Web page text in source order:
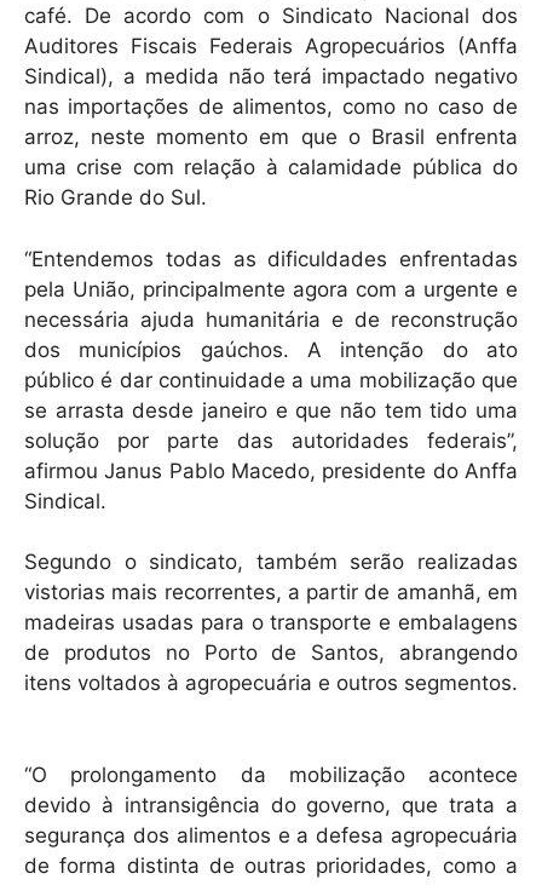
café. De acordo com o Sindicato Nacional dos
Auditores Fiscais Federais Agropecuários (Anffa
Sindical), a medida não terá impactado negativo
nas importações de alimentos, como no caso de
arroz, neste momento em que o Brasil enfrenta
uma crise com relação à calamidade pública do
Rio Grande do Sul.
“Entendemos todas as dificuldades enfrentadas
pela União, principalmente agora com a urgente e
necessária ajuda humanitária e de reconstrução
dos municípios gaúchos. A intenção do ato
público é dar continuidade a uma mobilização que
se arrasta desde janeiro e que não tem tido uma
solução por parte das autoridades federais”,
afirmou Janus Pablo Macedo, presidente do Anffa
Sindical.
Segundo o sindicato, também serão realizadas
vistorias mais recorrentes, a partir de amanhã, em
madeiras usadas para o transporte e embalagens
de produtos no Porto de Santos, abrangendo
itens voltados à agropecuária e outros segmentos.
“O prolongamento da mobilização acontece
devido à intransigência do governo, que trata a
segurança dos alimentos e a defesa agropecuária
de forma distinta de outras prioridades, como a